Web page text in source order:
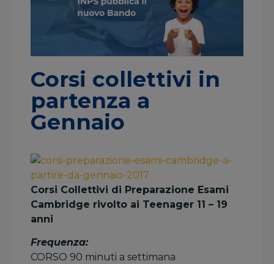
Corsi collettivi in
partenza a
Gennaio
Corsi Collettivi di Preparazione Esami
Cambridge rivolto ai Teenager 11 – 19
anni
Frequenza:
CORSO 90 minuti a settimana